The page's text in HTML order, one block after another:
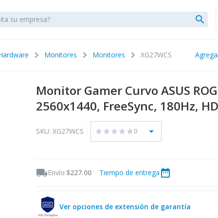
search
chevron_right Monitores chevron_right Monitores chevron_right XG27WCS
Monitor Gamer Curvo ASUS
2560x1440, FreeSync, 180Hz,
SKU: XG27WCS star star star star star0 arrow_drop_down
local_shippingEnvío:$227.00 Tiempo de entrega date_range
Ver opciones de extensión de garantía